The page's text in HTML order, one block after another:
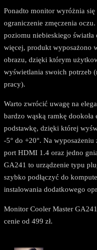
Ponadto monitor wyróżnia
ograniczenie zmęczenia
poziomu niebieskiego
więcej, produkt wyposażono
obrazu, dzięki którym
wyświetlania swoich potrzeb
pracy).
Warto zwrócić uwagę na
bardzo wąską ramkę
podstawkę, dzięki której
-5° do +20°. Na
port HDMI 1.4 oraz jedno
GA241 to urządzenie typu
szybko podłączyć do
instalowania dodatkowego
Monitor Cooler Master
cenie od 499 zł.